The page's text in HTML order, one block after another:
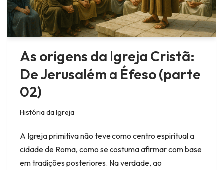
As origens da Igreja Cristã:
De Jerusalém a Éfeso (parte
02)
História da Igreja
A Igreja primitiva não teve como centro espiritual a
cidade de Roma, como se costuma afirmar com base
em tradições posteriores. Na verdade, ao